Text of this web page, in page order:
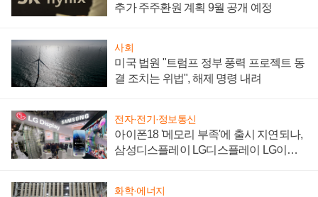
추가 주주환원 계획 9월 공개 예정
사회
미국 법원 "트럼프 정부 풍력 프로젝트 동
결 조치는 위법", 해제 명령 내려
전자·전기·정보통신
아이폰18 '메모리 부족'에 출시 지연되나,
삼성디스플레이 LG디스플레이 LG이노
화학·에너지